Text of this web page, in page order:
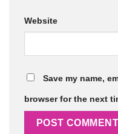
Website
Save my name,
browser for the next